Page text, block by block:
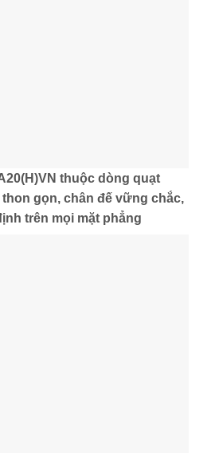
thuộc dòng quạt
gọn, chân đế vững chắc,
trên mọi mặt phẳng